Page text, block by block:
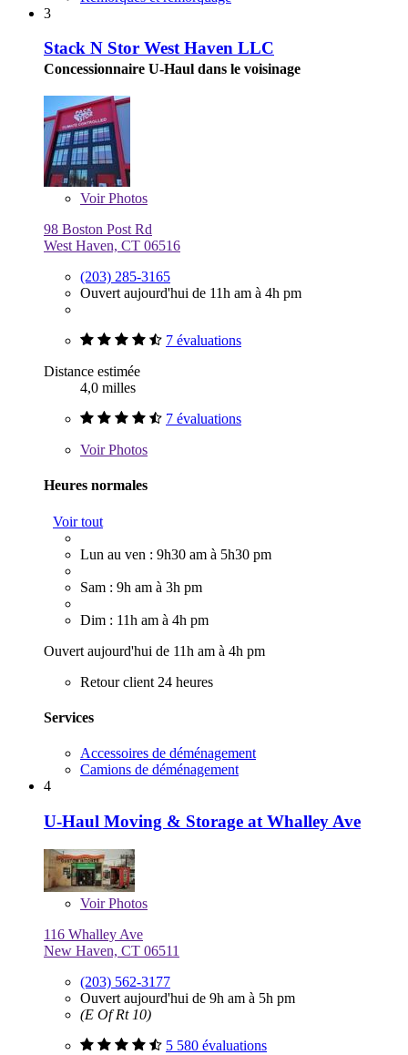
3
Stack N Stor West Haven LLC
Concessionnaire U-Haul dans le voisinage
VoirPhotos
98 Boston Post Rd
West Haven, CT 06516
(203) 285-3165
Ouvert aujourd'hui de 11h am à 4h pm
7 évaluations
Distance estimée
4,0 milles
7 évaluations
VoirPhotos
Heures normales
Voir tout
Lun au ven : 9h30 am à 5h30 pm
Sam : 9h am à 3h pm
Dim : 11h am à 4h pm
Ouvert aujourd'hui de 11h am à 4h pm
Retour client 24 heures
Services
Accessoires de déménagement
Camions de déménagement
4
U-Haul Moving & Storage at Whalley Ave
VoirPhotos
116 Whalley Ave
New Haven, CT 06511
(203) 562-3177
Ouvert aujourd'hui de 9h am à 5h pm
(E Of Rt 10)
5 580 évaluations